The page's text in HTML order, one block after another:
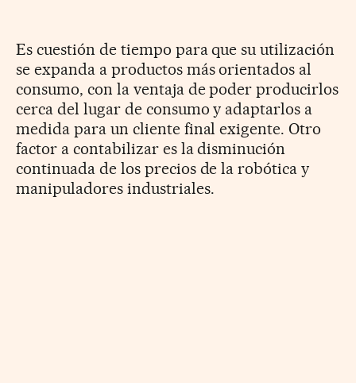
Es cuestión de tiempo para que su utilización
se expanda a productos más orientados al
consumo, con la ventaja de poder producirlos
cerca del lugar de consumo y adaptarlos a
medida para un cliente final exigente. Otro
factor a contabilizar es la disminución
continuada de los precios de la robótica y
manipuladores industriales.